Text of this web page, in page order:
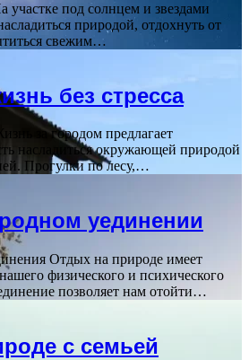
под солнцем и звездами
природой, отдохнуть от
свежим…
без стресса
за городом предлагает
насладиться окружающей природой
Прогулки по лесу,…
уединении
Отдых на природе имеет
физического и психического
позволяет нам отойти…
с семьей